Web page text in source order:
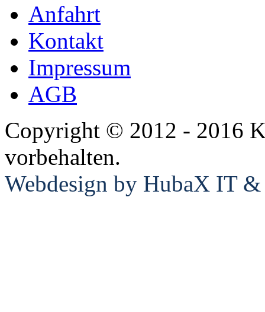
Anfahrt
Kontakt
Impressum
AGB
Copyright © 2012 - 2016
vorbehalten.
Webdesign by HubaX IT